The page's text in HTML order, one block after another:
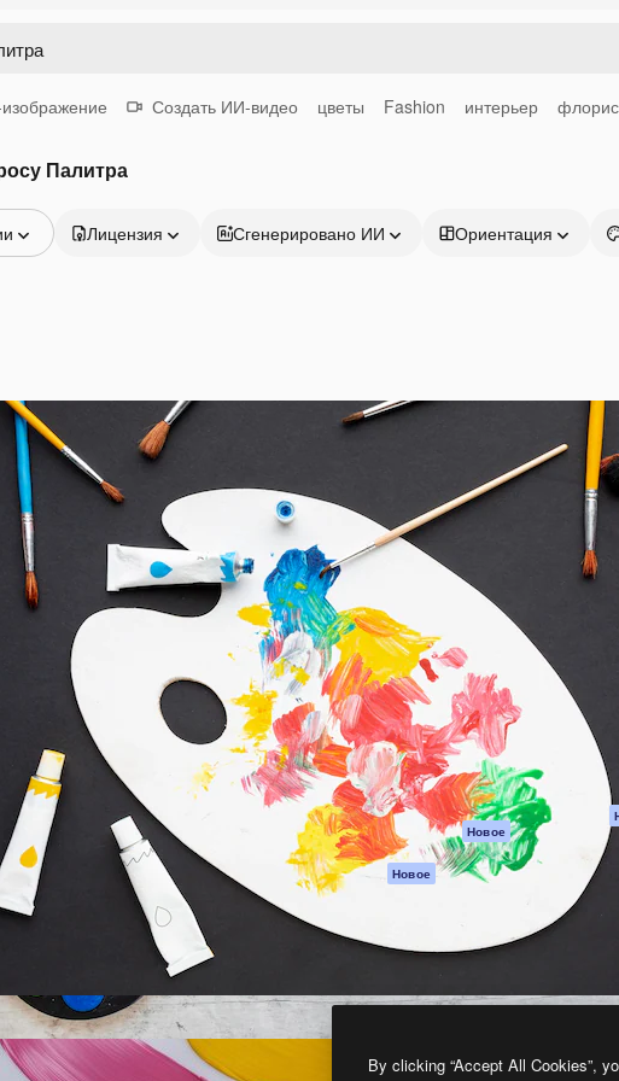
Создать ИИ-видео цветы Fashion интерьер
Палитра
Лицензия Сгенерировано ИИ Ориентация
Креативная платформа для создания
ваших лучших работ. Более 1 миллиона
подписчиков среди креаторов,
предприятий, агентств и студий.
Pусский
Продукция
Spaces
ИИ-помощник
Генератор
изображений ИИ
Генератор видео
ИИ
Генератор голоса
на основе ИИ
Стоковый контент
MCP для
Claude/ChatGPT
Новое
Агенты Новое
Мобильное
приложение
Magnific
Начать
Academy
Служба
поддержки
Условия и
положения
Оригиналы
Политика
cookie
Центр
Партнеры
By clicking “Accept All Cookies”,